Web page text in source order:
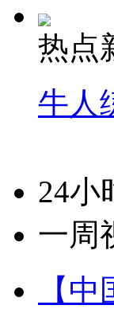
热点
牛人
24小
一周
【